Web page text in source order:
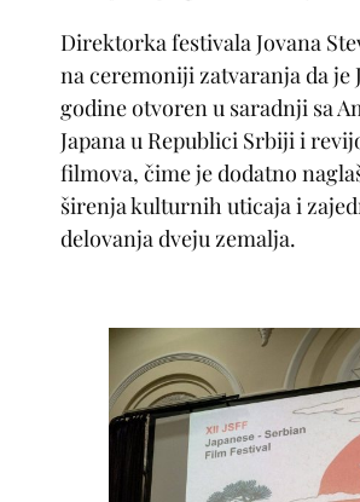
Direktorka festivala Jovana
na ceremoniji zatvaranja da je
godine otvoren u saradnji sa
Japana u Republici Srbiji i
filmova, čime je dodatno
širenja kulturnih uticaja i
delovanja dveju zemalja.